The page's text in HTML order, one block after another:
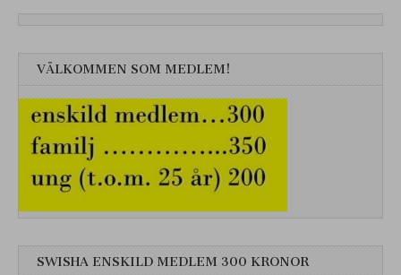
VÄLKOMMEN SOM MEDLEM!
SWISHA ENSKILD MEDLEM 300 KRONOR